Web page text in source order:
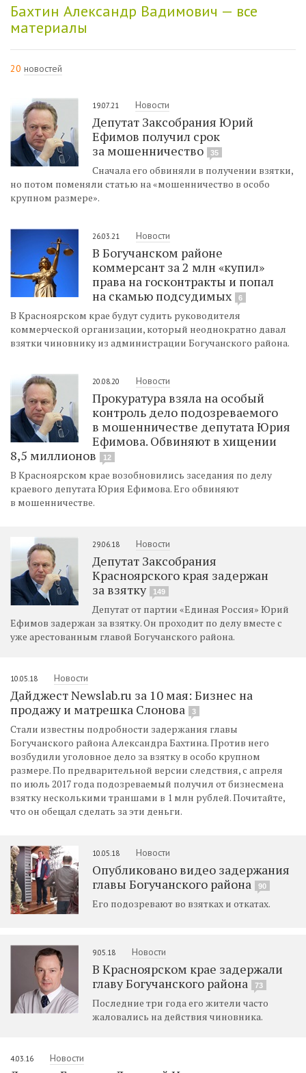
Бахтин Александр Вадимович — все
материалы
20 новостей
19.07.21 Новости
Депутат Заксобрания Юрий
Ефимов получил срок
за мошенничество
35
Сначала его обвиняли в получении взятки,
но потом поменяли статью на «мошенничество в особо
крупном размере».
26.03.21 Новости
В Богучанском районе
коммерсант за 2 млн «купил»
права на госконтракты и попал
на скамью подсудимых
6
В Красноярском крае будут судить руководителя
коммерческой организации, который неоднократно давал
взятки чиновнику из администрации Богучанского района.
20.08.20 Новости
Прокуратура взяла на особый
контроль дело подозреваемого
в мошенничестве депутата Юрия
Ефимова. Обвиняют в хищении
8,5 миллионов
12
В Красноярском крае возобновились заседания по делу
краевого депутата Юрия Ефимова. Его обвиняют
в мошенничестве.
29.06.18 Новости
Депутат Заксобрания
Красноярского края задержан
за взятку
149
Депутат от партии «Единая Россия» Юрий
Ефимов задержан за взятку. Он проходит по делу вместе с
уже арестованным главой Богучанского района.
10.05.18 Новости
Дайджест Newslab.ru за 10 мая: Бизнес на
продажу и матрешка Слонова
3
Стали известны подробности задержания главы
Богучанского района Александра Бахтина. Против него
возбудили уголовное дело за взятку в особо крупном
размере. По предварительной версии следствия, с апреля
по июль 2017 года подозреваемый получил от бизнесмена
взятку несколькими траншами в 1 млн рублей. Почитайте,
что он обещал сделать за эти деньги.
10.05.18 Новости
Опубликовано видео задержания
главы Богучанского района
90
Его подозревают во взятках и откатах.
9.05.18 Новости
В Красноярском крае задержали
главу Богучанского района
73
Последние три года его жители часто
жаловались на действия чиновника.
4.03.16 Новости